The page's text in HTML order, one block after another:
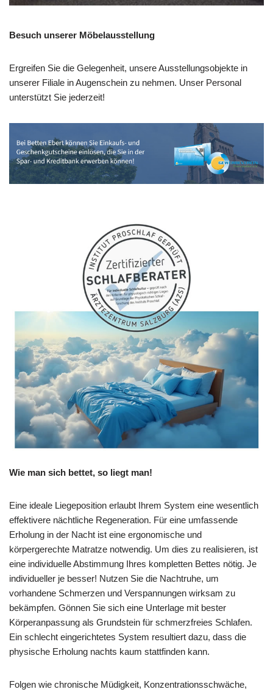
Besuch unserer Möbelausstellung
Ergreifen Sie die Gelegenheit, unsere Ausstellungsobjekte in
unserer Filiale in Augenschein zu nehmen. Unser Personal
unterstützt Sie jederzeit!
Wie man sich bettet, so liegt man!
Eine ideale Liegeposition erlaubt Ihrem System eine wesentlich
effektivere nächtliche Regeneration. Für eine umfassende
Erholung in der Nacht ist eine ergonomische und
körpergerechte Matratze notwendig. Um dies zu realisieren, ist
eine individuelle Abstimmung Ihres kompletten Bettes nötig. Je
individueller je besser! Nutzen Sie die Nachtruhe, um
vorhandene Schmerzen und Verspannungen wirksam zu
bekämpfen. Gönnen Sie sich eine Unterlage mit bester
Körperanpassung als Grundstein für schmerzfreies Schlafen.
Ein schlecht eingerichtetes System resultiert dazu, dass die
physische Erholung nachts kaum stattfinden kann.
Folgen wie chronische Müdigkeit, Konzentrationsschwäche,